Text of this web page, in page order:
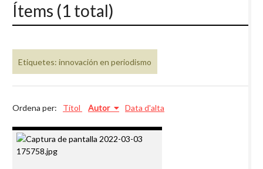
Ítems (1 total)
Etiquetes: innovación en periodismo
Ordena per: Títol Autor Data d'alta